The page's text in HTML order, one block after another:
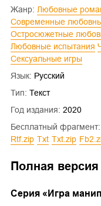
Жанр: Любовные
Современные
Остросюжетные
Любовные испытания
Сексуальные игры
Язык: Русский
Тип: Текст
Год издания: 2020
Бесплатный фрагмент:
rtf.zip
txt txt.zip
Полная версия
Cерия « Игра